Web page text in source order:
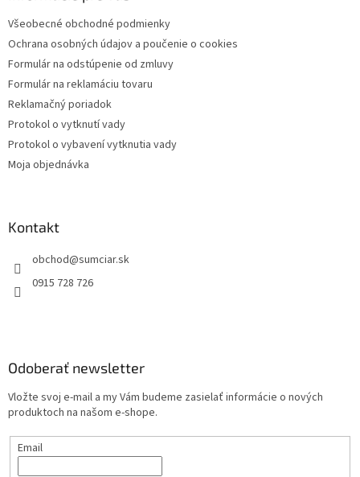
Všeobecné obchodné podmienky
Ochrana osobných údajov a poučenie o cookies
Formulár na odstúpenie od zmluvy
Formulár na reklamáciu tovaru
Reklamačný poriadok
Protokol o vytknutí vady
Protokol o vybavení vytknutia vady
Moja objednávka
Kontakt
obchod@sumciar.sk
0915 728 726
Odoberať newsletter
Vložte svoj e-mail a my Vám budeme zasielať informácie o nových
produktoch na našom e-shope.
Email